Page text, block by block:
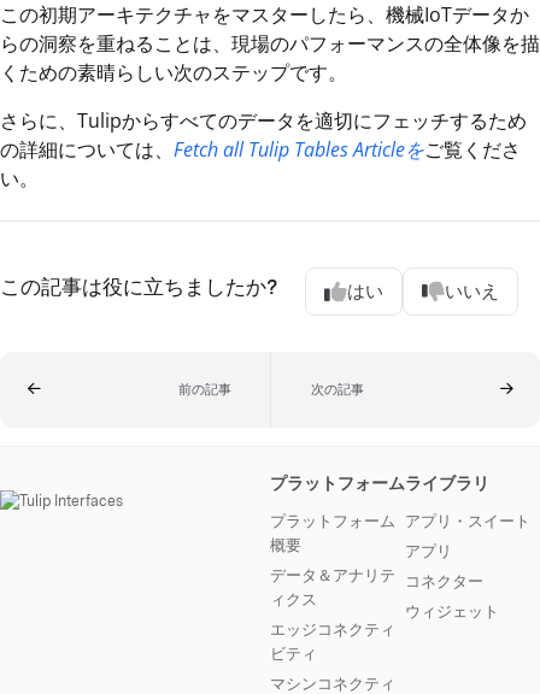
この初期アーキテクチャをマスターしたら、機械IoTデータか
らの洞察を重ねることは、現場のパフォーマンスの全体像を描
くための素晴らしい次のステップです。
さらに、Tulipからすべてのデータを適切にフェッチするため
の詳細については、 Fetch all Tulip Tables Articleをご覧くださ
い。
この記事は役に立ちましたか? はい いいえ
前の記事 次の記事
プラットフォーム
プラットフォーム
概要
データ＆アナリテ
ィクス
エッジコネクティ
ビティ
マシンコネクティ
ライブラリ
アプリ・スイート
アプリ
コネクター
ウィジェット